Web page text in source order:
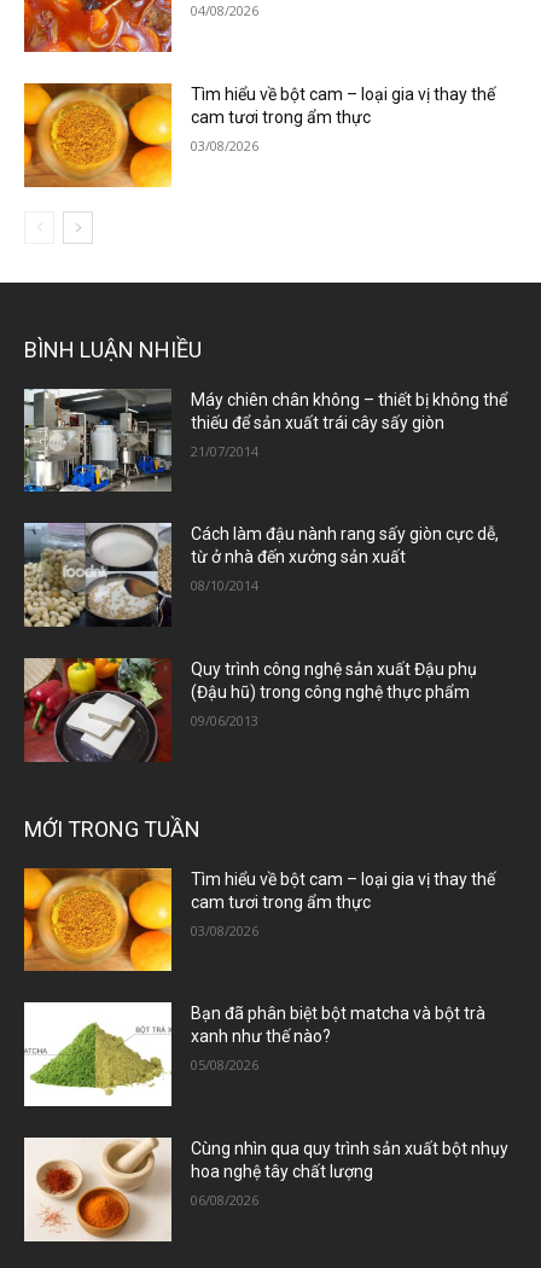
04/08/2026
Tìm hiểu về bột cam – loại gia vị thay thế
cam tươi trong ẩm thực
03/08/2026
BÌNH LUẬN NHIỀU
Máy chiên chân không – thiết bị không thể
thiếu để sản xuất trái cây sấy giòn
21/07/2014
Cách làm đậu nành rang sấy giòn cực dễ,
từ ở nhà đến xưởng sản xuất
08/10/2014
Quy trình công nghệ sản xuất Đậu phụ
(Đậu hũ) trong công nghệ thực phẩm
09/06/2013
MỚI TRONG TUẦN
Tìm hiểu về bột cam – loại gia vị thay thế
cam tươi trong ẩm thực
03/08/2026
Bạn đã phân biệt bột matcha và bột trà
xanh như thế nào?
05/08/2026
Cùng nhìn qua quy trình sản xuất bột nhụy
hoa nghệ tây chất lượng
06/08/2026